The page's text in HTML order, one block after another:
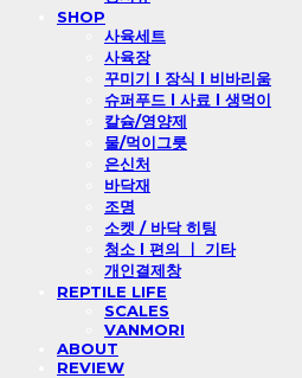
SHOP
사육세트
사육장
꾸미기 l 장식 l 비바리움
슈퍼푸드 l 사료 l 생먹이
칼슘/영양제
물/먹이그릇
은신처
바닥재
조명
소켓 / 바닥 히팅
청소 l 편의 ㅣ 기타
개인결제창
REPTILE LIFE
SCALES
VANMORI
ABOUT
REVIEW